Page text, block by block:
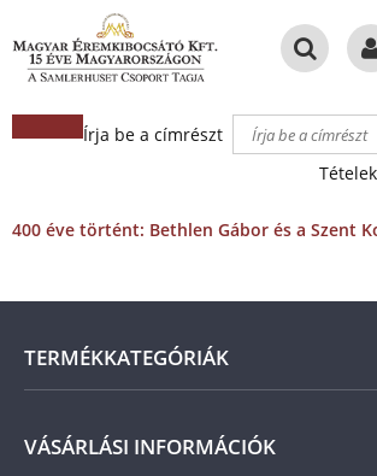
Írja be a címrészt
400 éve történt: Bethlen Gábor és a Szent
TERMÉKKATEGÓRIÁK
Arany
VÁSÁRLÁSI INFORMÁCIÓK